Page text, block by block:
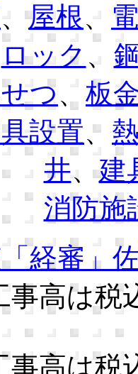
、屋根、
ロック 、
つ、 板
設置、
井、建
消防施
経審」
事高は
事高は